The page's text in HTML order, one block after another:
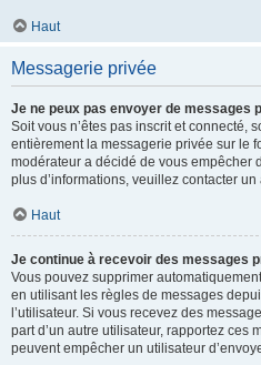
Haut
Messagerie privée
Je ne peux pas envoyer de messages
Soit vous n’êtes pas inscrit et connecté,
entièrement la messagerie privée sur le
modérateur a décidé de vous empêcher
plus d’informations, veuillez contacter
Haut
Je continue à recevoir des messages
Vous pouvez supprimer
en utilisant les règles de messages
l’utilisateur. Si vous recevez des
part d’un autre utilisateur, rapportez ces
peuvent empêcher un utilisateur